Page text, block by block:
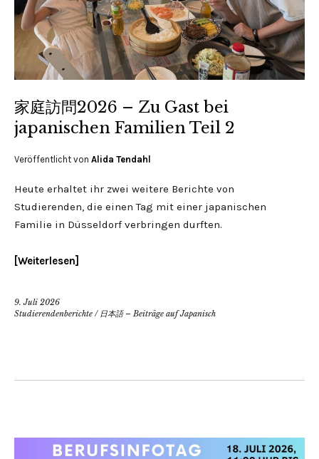
家庭訪問2026 – Zu Gast bei
japanischen Familien Teil 2
Veröffentlicht von Alida Tendahl
Heute erhaltet ihr zwei weitere Berichte von
Studierenden, die einen Tag mit einer japanischen
Familie in Düsseldorf verbringen durften.
Weiterlesen
9. Juli 2026
Studierendenberichte / 日本語 – Beiträge auf Japanisch